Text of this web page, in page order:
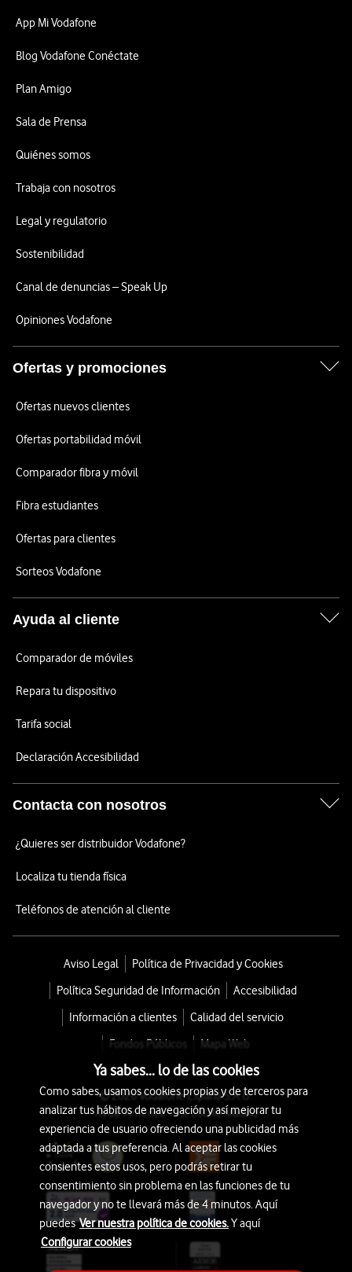
App Mi Vodafone
Blog Vodafone Conéctate
Plan Amigo
Sala de Prensa
Quiénes somos
Trabaja con nosotros
Legal y regulatorio
Sostenibilidad
Canal de denuncias – Speak Up
Opiniones Vodafone
Ofertas y promociones
Ofertas nuevos clientes
Ofertas portabilidad móvil
Comparador fibra y móvil
Fibra estudiantes
Ofertas para clientes
Sorteos Vodafone
Ayuda al cliente
Comparador de móviles
Repara tu dispositivo
Tarifa social
Declaración Accesibilidad
Contacta con nosotros
¿Quieres ser distribuidor Vodafone?
Localiza tu tienda física
Teléfonos de atención al cliente
Aviso Legal
Política de Privacidad y Cookies
Política Seguridad de Información
Accesibilidad
Información a clientes
Calidad del servicio
Fondos Públicos
Mapa Web
© 2026 Vodafone España S.A.U.
Avda. América 115, 28042 Madrid
Ya sabes... lo de las cookies
Como sabes, usamos cookies propias y de terceros para
analizar tus hábitos de navegación y así mejorar tu
experiencia de usuario ofreciendo una publicidad más
adaptada a tus preferencia. Al aceptar las cookies
consientes estos usos, pero podrás retirar tu
consentimiento sin problema en las funciones de tu
navegador y no te llevará más de 4 minutos. Aquí
puedesVer nuestra política de cookies.Y aquí
Configurar cookies